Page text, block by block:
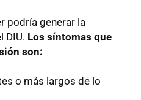
podría generar la
DIU. Los síntomas que
son:
o más largos de lo